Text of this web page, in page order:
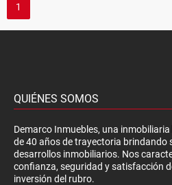
1
QUIÉNES SOMOS
Demarco Inmuebles, una
de 40 años de trayectoria brindando
desarrollos inmobiliarios. Nos
confianza, seguridad y satisfacción
inversión del rubro.